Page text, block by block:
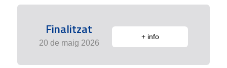
Finalitzat
20 de maig 2026
+ info